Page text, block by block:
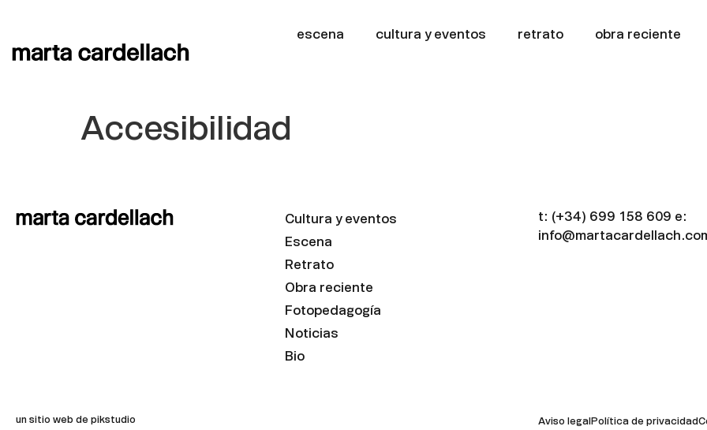
escena cultura y eventos retrato obra reciente
Accesibilidad
Cultura y eventos
Escena
Retrato
Obra reciente
Fotopedagogía
Noticias
Bio
t: (+34) 699 158 609 e:
un sitio web de pikstudio Aviso legalPolítica de privacidad